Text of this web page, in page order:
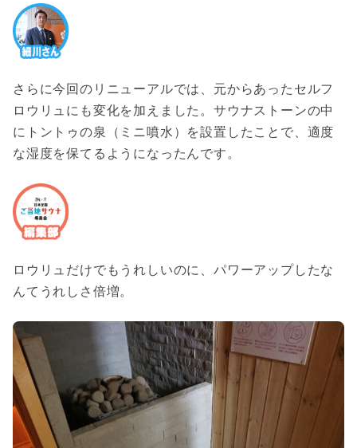
さらに今回のリニューアルでは、元からあったセルフ
ロウリュにも変化を加えました。サウナストーンの中
にトントゥの泉（ミニ噴水）を設置したことで、適度
な湿度を保てるようになったんです。
ロウリュだけでもうれしいのに、パワーアップしたな
んてうれしさ倍増。